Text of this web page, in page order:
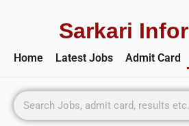
Sarkari
Home Latest Jobs Admit Card